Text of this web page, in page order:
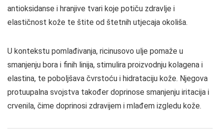
antioksidanse i hranjive tvari koje potiču zdravlje i
elastičnost kože te štite od štetnih utjecaja okoliša.
U kontekstu pomlađivanja, ricinusovo ulje pomaže u
smanjenju bora i finih linija, stimulira proizvodnju kolagena i
elastina, te poboljšava čvrstoću i hidrataciju kože. Njegova
protuupalna svojstva također doprinose smanjenju iritacija i
crvenila, čime doprinosi zdravijem i mlađem izgledu kože.